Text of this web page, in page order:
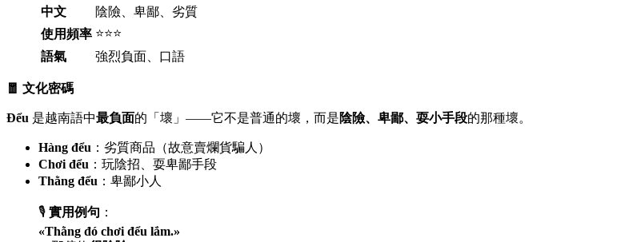
中文
陰險、卑鄙、劣質
使用頻率 ⭐⭐⭐
語氣
強烈負面、口語
🧧 文化密碼
Đểu 是越南語中最負面的「壞」——它不是普通的壞，而是陰險、卑鄙、耍小手段的那種壞。
Hàng đểu ：劣質商品（故意賣爛貨騙人）
Chơi đểu ：玩陰招、耍卑鄙手段
Thằng đểu ：卑鄙小人
🎙️ 實用例句 ：
«Thằng đó chơi đểu lắm.»